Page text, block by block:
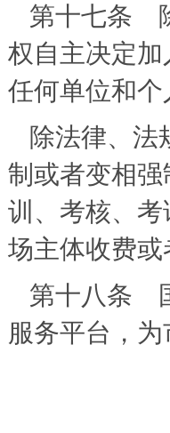
第十七条
权自主决定
任何单位和
除法律、法
制或者变相
训、考核、
场主体收费
第十八条
服务平台，